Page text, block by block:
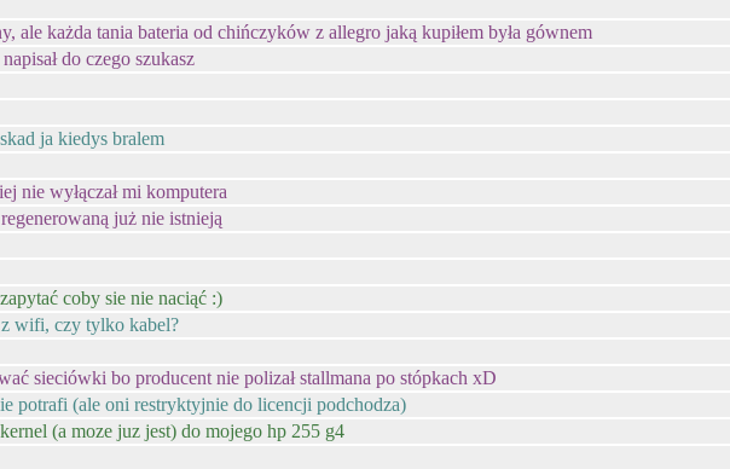
ale każda tania bateria od chińczyków z allegro jaką kupiłem była gównem
do czego szukasz
ja kiedys bralem
nie wyłączał mi komputera
już nie istnieją
coby sie nie naciąć :)
z wifi, czy tylko kabel?
sieciówki bo producent nie polizał stallmana po stópkach xD
potrafi (ale oni restryktyjnie do licencji podchodza)
(a moze juz jest) do mojego hp 255 g4